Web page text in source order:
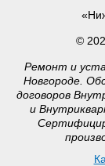
©
Ремонт и
Новгороде.
договоров
и